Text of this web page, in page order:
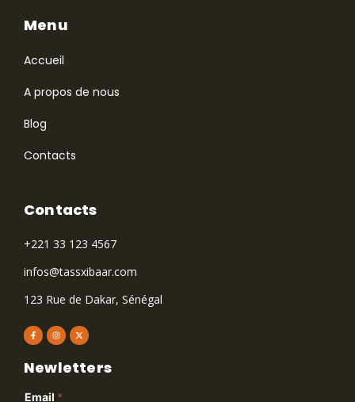
Accueil
A propos de nous
Blog
Contacts
Menu
Contacts
+221 33 123 4567
infos@tassxibaar.com
123 Rue de Dakar, Sénégal
Newletters
Email *